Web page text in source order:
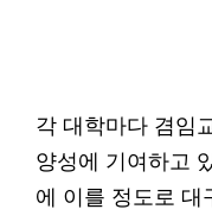
각 대학마다 겸임
양성에 기여하고
에 이를 정도로 대